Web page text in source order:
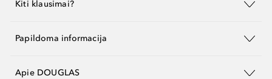
Kiti klausimai?
Papildoma informacija
Apie DOUGLAS